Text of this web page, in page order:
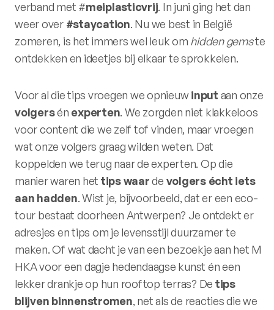
verband met #meiplasticvrij. In juni ging het dan
weer over #staycation. Nu we best in België
zomeren, is het immers wel leuk om hidden gemste
ontdekken en ideetjes bij elkaar te sprokkelen.
Voor al die tips vroegen we opnieuwinput aan onze
volgersén experten. We zorgden niet klakkeloos
voor content die we zelf tof vinden, maar vroegen
wat onze volgers graag wilden weten. Dat
koppelden we terug naar de experten. Op die
manier waren het tipswaarde volgers écht iets
aan hadden. Wist je, bijvoorbeeld, dat er een eco-
tour bestaat doorheen Antwerpen? Je ontdekt er
adresjes en tips om je levensstijl duurzamer te
maken. Of wat dacht je van een bezoekje aan het M
HKA voor een dagje hedendaagse kunst én een
lekker drankje op hun rooftop terras? De tips
blijven binnenstromen, net als de reacties die we